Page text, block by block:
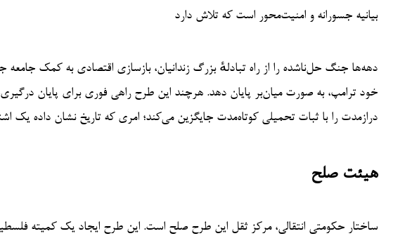
بیانیه جسورانه و امنیت‌محور است که تلاش دارد
دهه‌ها جنگ حل‌ناشده را از راه تبادلهٔ بزرگ زندانیان، بازسازی اقتصادی به کمک جامعه
خود ترامپ، به صورت میان‌بر پایان دهد. هرچند این طرح راهی فوری برای پایان
درازمدت را با ثبات تحمیلی کوتاه‌مدت جایگزین می‌کند؛ امری که تاریخ نشان داده یک
هیئت صلح
ساختار حکومتی انتقالی، مرکز ثقل این طرح صلح است. این طرح ایجاد یک کمیته